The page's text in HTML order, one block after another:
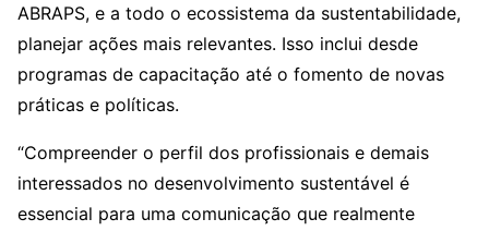
ABRAPS, e a todo o ecossistema da sustentabilidade,
planejar ações mais relevantes. Isso inclui desde
programas de capacitação até o fomento de novas
práticas e políticas.
“Compreender o perfil dos profissionais e demais
interessados no desenvolvimento sustentável é
essencial para uma comunicação que realmente